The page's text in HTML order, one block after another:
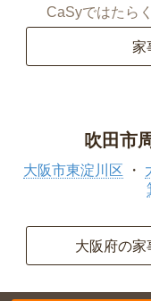
CaSyではたら
家
吹田市
大阪市東淀川区
大阪府の家